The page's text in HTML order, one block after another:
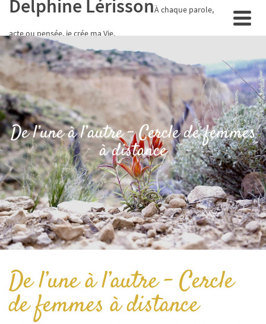
Delphine LérissonÀ chaque parole,
acte ou pensée, je crée ma Vie.
De l’une à l’autre – Cercle de femmes
à distance
De l’une à l’autre – Cercle
de femmes à distance